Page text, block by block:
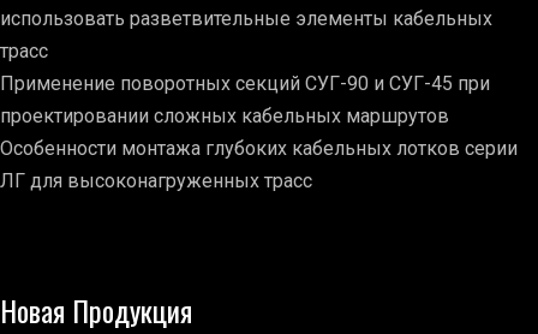
использовать разветвительные элементы кабельных
трасс
Применение поворотных секций СУГ-90 и СУГ-45 при
проектировании сложных кабельных маршрутов
Особенности монтажа глубоких кабельных лотков серии
ЛГ для высоконагруженных трасс
Новая Продукция